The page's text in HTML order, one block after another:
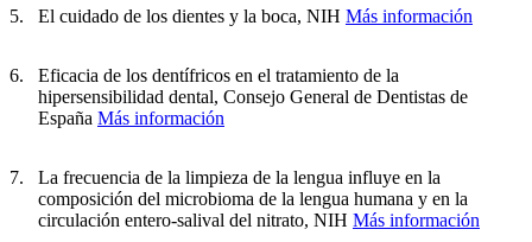
El cuidado de los dientes y la boca, NIH Más información
Eficacia de los dentífricos en el tratamiento de la
hipersensibilidad dental, Consejo General de Dentistas de
España Más información
La frecuencia de la limpieza de la lengua influye en la
composición del microbioma de la lengua humana y en la
circulación entero-salival del nitrato, NIH Más información